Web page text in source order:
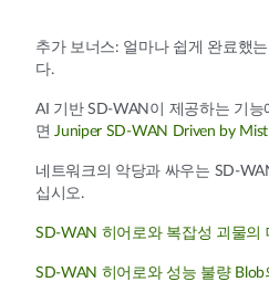
추가 보너스: 얼마나 쉽게 완료했
다.
AI 기반 SD-WAN이 제공하는 기능
면Juniper SD-WAN Driven by
네트워크의 악당과 싸우는 SD-
십시오.
SD-WAN 히어로와 복잡성 괴물의
SD-WAN 히어로와 성능 불량 Blob